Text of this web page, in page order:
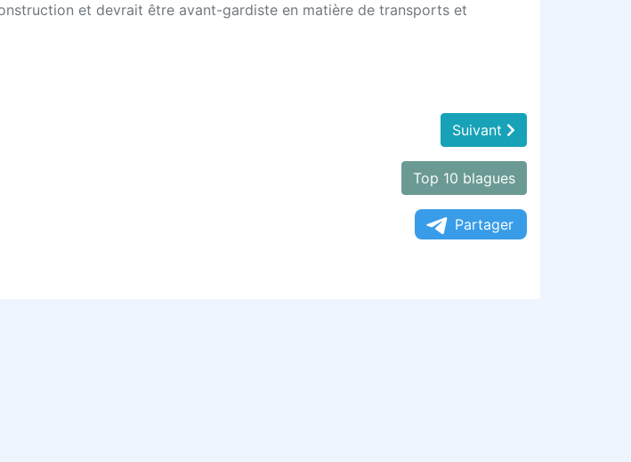
et devrait être avant-gardiste en matière de transports et
Suivant
Top 10 blagues
Partager